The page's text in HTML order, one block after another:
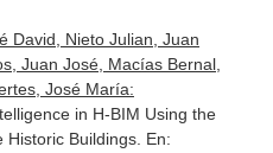
David, Nieto Julian, Juan
Juan José, Macías Bernal,
José María:
in H-BIM Using the
Buildings. En: